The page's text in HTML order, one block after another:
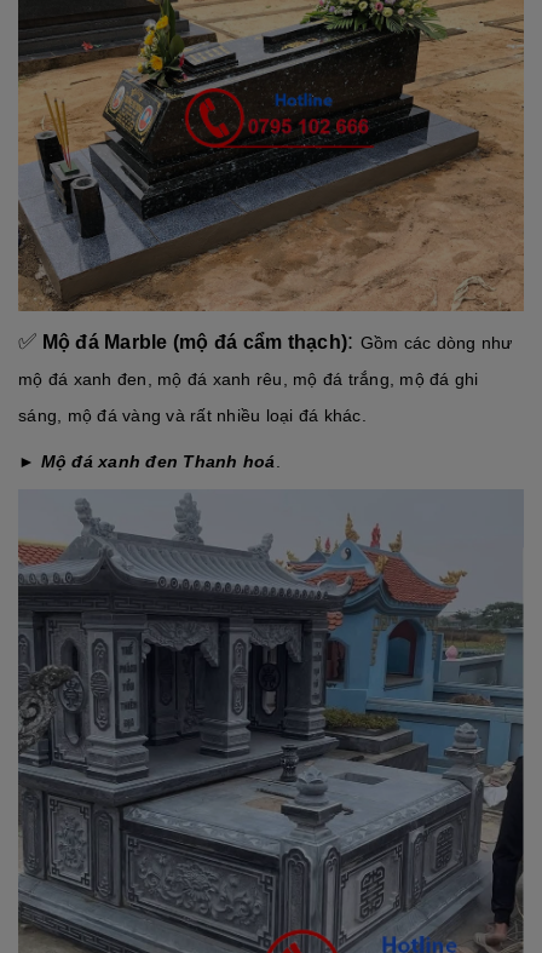
✅ Mộ đá Marble (mộ đá cẩm thạch): Gồm các dòng như
mộ đá xanh đen, mộ đá xanh rêu, mộ đá trắng, mộ đá ghi
sáng, mộ đá vàng và rất nhiều loại đá khác.
► Mộ đá xanh đen Thanh hoá